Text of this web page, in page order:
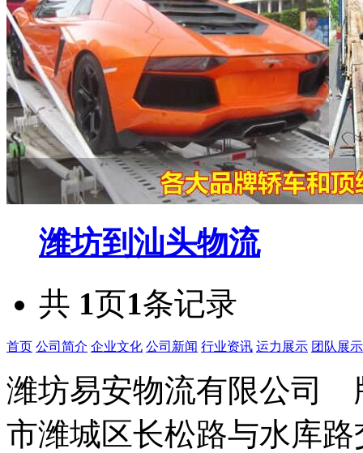
潍坊到汕头物流
共 1页1条记录
首页 公司简介 企业文化 公司新闻 行业资讯 运力展示 团队展示
潍坊易安物流有限公
市潍城区长松路与水库